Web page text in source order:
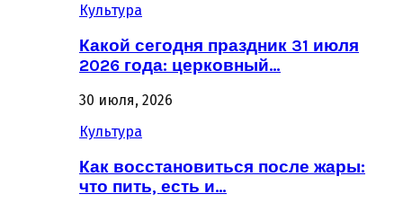
Культура
Какой сегодня праздник 31 июля
2026 года: церковный…
30 июля, 2026
Культура
Как восстановиться после жары:
что пить, есть и…